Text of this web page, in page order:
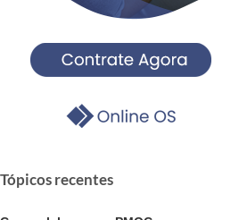
Tópicos recentes